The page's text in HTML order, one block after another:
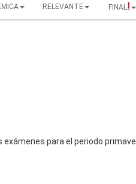
RELEVANTE
FINAL!
para el periodo